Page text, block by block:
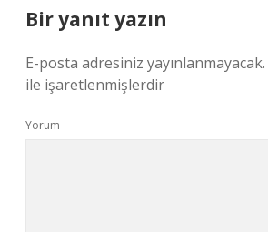
Bir yanıt yazın
E-posta adresiniz yayınlanmayacak.
ile işaretlenmişlerdir
Yorum